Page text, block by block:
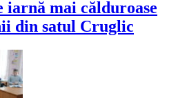
iarnă mai călduroase
din satul Cruglic